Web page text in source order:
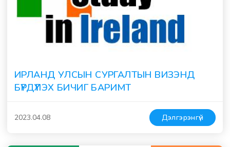
ИРЛАНД УЛСЫН СУРГАЛТЫН ВИЗЭНД
БҮРДҮҮЛЭХ БИЧИГ БАРИМТ
2023.04.08 Дэлгэрэнгүй